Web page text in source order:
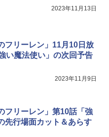
2023年11月13日
フリーレン」11月10日放
い魔法使い」の次回予告
2023年11月9日
フリーレン」第10話「強
先行場面カット＆あらす